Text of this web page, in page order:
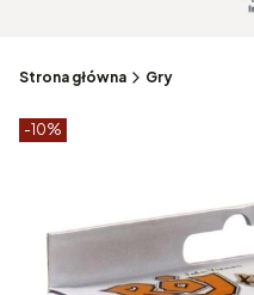
Strona główna Gry
Etykiety produktu
-10%